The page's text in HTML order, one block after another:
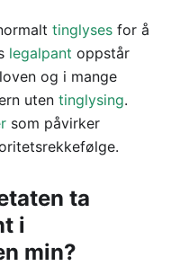
tinglyses for å
legalpant oppstår
og i mange
uten tinglysing.
som påvirker
ta
i
min?